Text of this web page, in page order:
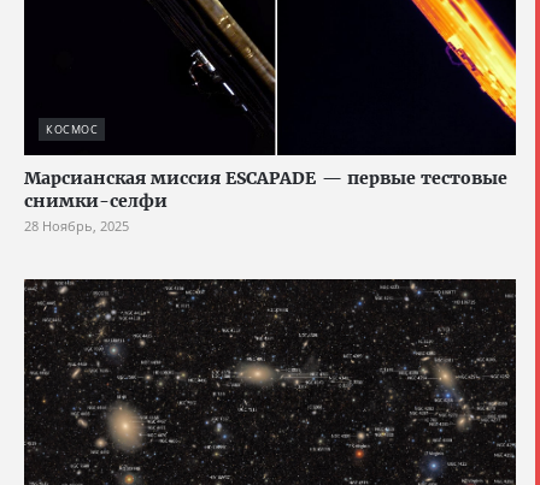
КОСМОС
Марсианская миссия ESCAPADE — первые тестовые
снимки-селфи
28 Ноябрь, 2025